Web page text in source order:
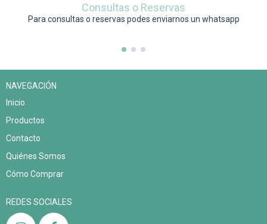
Consultas o Reservas
Para consultas o reservas podes enviarnos un whatsapp
NAVEGACIÓN
Inicio
Productos
Contacto
Quiénes Somos
Cómo Comprar
REDES SOCIALES